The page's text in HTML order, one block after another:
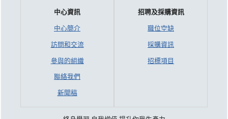
中心資訊
中心簡介
訪問和交流
參與的組織
聯絡我們
新聞稿
招聘及採購資訊
職位空缺
採購資訊
招標項目